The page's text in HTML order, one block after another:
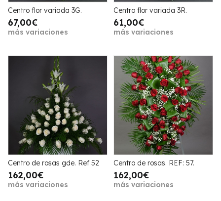
Centro flor variada 3G.
67,00€
más variaciones
Centro flor variada 3R.
61,00€
más variaciones
Centro de rosas gde. Ref 52
162,00€
más variaciones
Centro de rosas. REF: 57.
162,00€
más variaciones